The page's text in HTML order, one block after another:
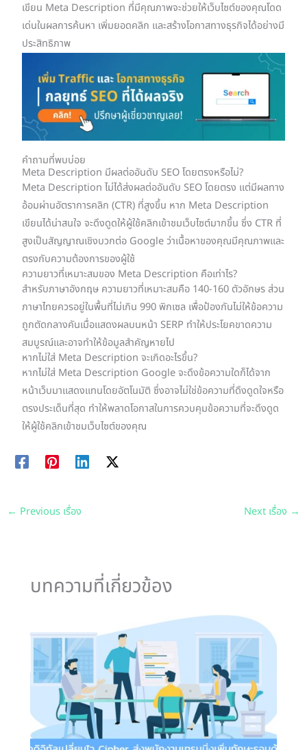
เขียน Meta Description ที่มีคุณภาพจะช่วยให้เว็บไซต์ของคุณโดด
เด่นในผลการค้นหา เพิ่มยอดคลิก และสร้างโอกาสทางธุรกิจได้อย่างมี
ประสิทธิภาพ
คำถามที่พบบ่อย
Meta Description มีผลต่ออันดับ SEO โดยตรงหรือไม่?
Meta Description ไม่ได้ส่งผลต่ออันดับ SEO โดยตรง แต่มีผลทาง
อ้อมผ่านอัตราการคลิก (CTR) ที่สูงขึ้น หาก Meta Description
เขียนได้น่าสนใจ จะดึงดูดให้ผู้ใช้คลิกเข้าชมเว็บไซต์มากขึ้น ซึ่ง CTR ที่
สูงเป็นสัญญาณเชิงบวกต่อ Google ว่าเนื้อหาของคุณมีคุณภาพและ
ตรงกับความต้องการของผู้ใช้
ความยาวที่เหมาะสมของ Meta Description คือเท่าไร?
สำหรับภาษาอังกฤษ ความยาวที่เหมาะสมคือ 140-160 ตัวอักษร ส่วน
ภาษาไทยควรอยู่ในพื้นที่ไม่เกิน 990 พิกเซล เพื่อป้องกันไม่ให้ข้อความ
ถูกตัดกลางคันเมื่อแสดงผลบนหน้า SERP ทำให้ประโยคขาดความ
สมบูรณ์และอาจทำให้ข้อมูลสำคัญหายไป
หากไม่ใส่ Meta Description จะเกิดอะไรขึ้น?
หากไม่ใส่ Meta Description Google จะดึงข้อความใดก็ได้จาก
หน้าเว็บมาแสดงแทนโดยอัตโนมัติ ซึ่งอาจไม่ใช่ข้อความที่ดึงดูดใจหรือ
ตรงประเด็นที่สุด ทำให้พลาดโอกาสในการควบคุมข้อความที่จะดึงดูด
ให้ผู้ใช้คลิกเข้าชมเว็บไซต์ของคุณ
← Previous เรื่อง Next เรื่อง →
บทความที่เกี่ยวข้อง